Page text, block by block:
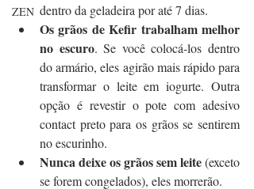
ZEN dentro da geladeira por até 7 dias.
Os grãos de Kefir trabalham melhor
no escuro. Se você colocá-los dentro
do armário, eles agirão mais rápido para
transformar o leite em iogurte. Outra
opção é revestir o pote com adesivo
contact preto para os grãos se sentirem
no escurinho.
Nunca deixe os grãos sem leite (exceto
se forem congelados), eles morrerão.